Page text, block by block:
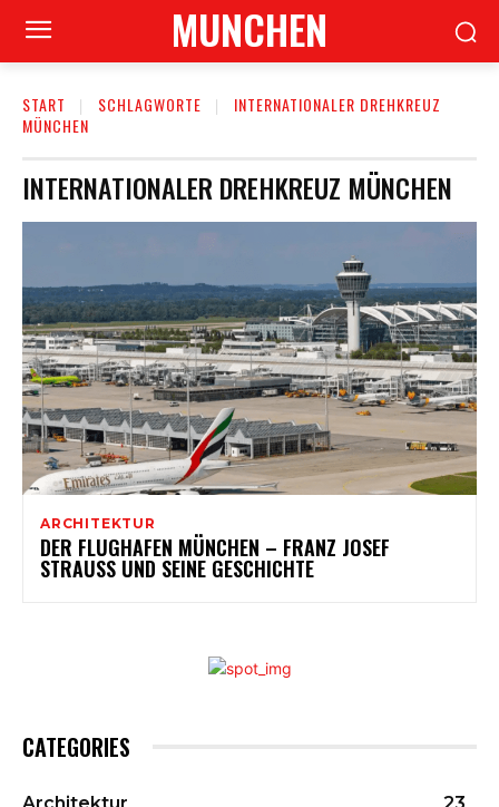
MUNCHEN
START SCHLAGWORTE
INTERNATIONALER DREHKREUZ
MÜNCHEN
INTERNATIONALER DREHKREUZ MÜNCHEN
ARCHITEKTUR
DER FLUGHAFEN MÜNCHEN – FRANZ JOSEF
STRAUSS UND SEINE GESCHICHTE
CATEGORIES